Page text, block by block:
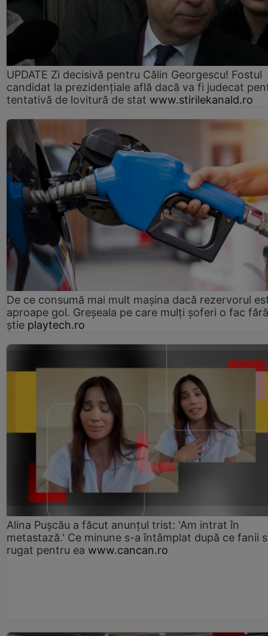
UPDATE Zi decisivă pentru Călin Georgescu! Fostul
candidat la prezidențiale află dacă va fi judecat
tentativă de lovitură de stat www.stirilekanald.ro
De ce consumă mai mult mașina dacă rezervorul
aproape gol. Greșeala pe care mulți șoferi o fac
știe playtech.ro
Alina Pușcău a făcut anunțul trist: 'Am intrat în
metastază.' Ce minune s-a întâmplat după ce fanii
rugat pentru ea www.cancan.ro